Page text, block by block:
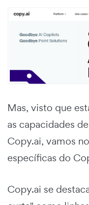
Mas, visto que
as capacidades
Copy.ai, vamos
específicas do
Copy.ai se